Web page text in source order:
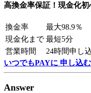
高換金率保証！現金化
換金率
最大98.9％
現金化まで 最短5分
営業時間
24時間申し
いつでもPAYに 申し込む
Answer